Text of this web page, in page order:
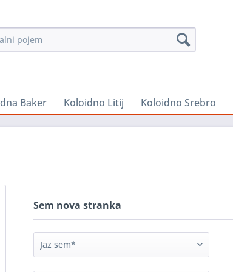
Baker Koloidno Litij Koloidno Srebro
Sem nova stranka